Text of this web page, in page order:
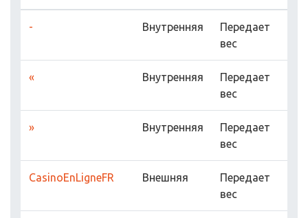
- Внутренняя
Передает
вес
« Внутренняя
Передает
вес
» Внутренняя
Передает
вес
CasinoEnLigneFR Внешняя
Передает
вес